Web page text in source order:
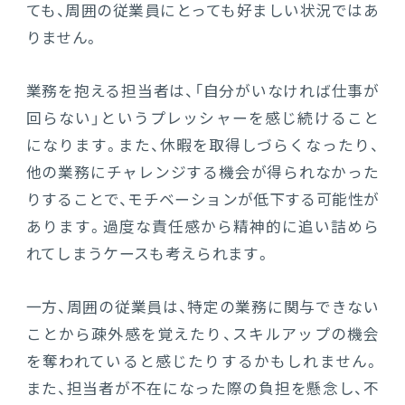
ても、周囲の従業員にとっても好ましい状況ではあ
りません。
業務を抱える担当者は、「自分がいなければ仕事が
回らない」というプレッシャーを感じ続けること
になります。また、休暇を取得しづらくなったり、
他の業務にチャレンジする機会が得られなかった
りすることで、モチベーションが低下する可能性が
あります。過度な責任感から精神的に追い詰めら
れてしまうケースも考えられます。
一方、周囲の従業員は、特定の業務に関与できない
ことから疎外感を覚えたり、スキルアップの機会
を奪われていると感じたりするかもしれません。
また、担当者が不在になった際の負担を懸念し、不